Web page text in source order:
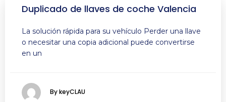
Duplicado de llaves de coche Valencia
La solución rápida para su vehículo Perder una llave
o necesitar una copia adicional puede convertirse
en un
By keyCLAU